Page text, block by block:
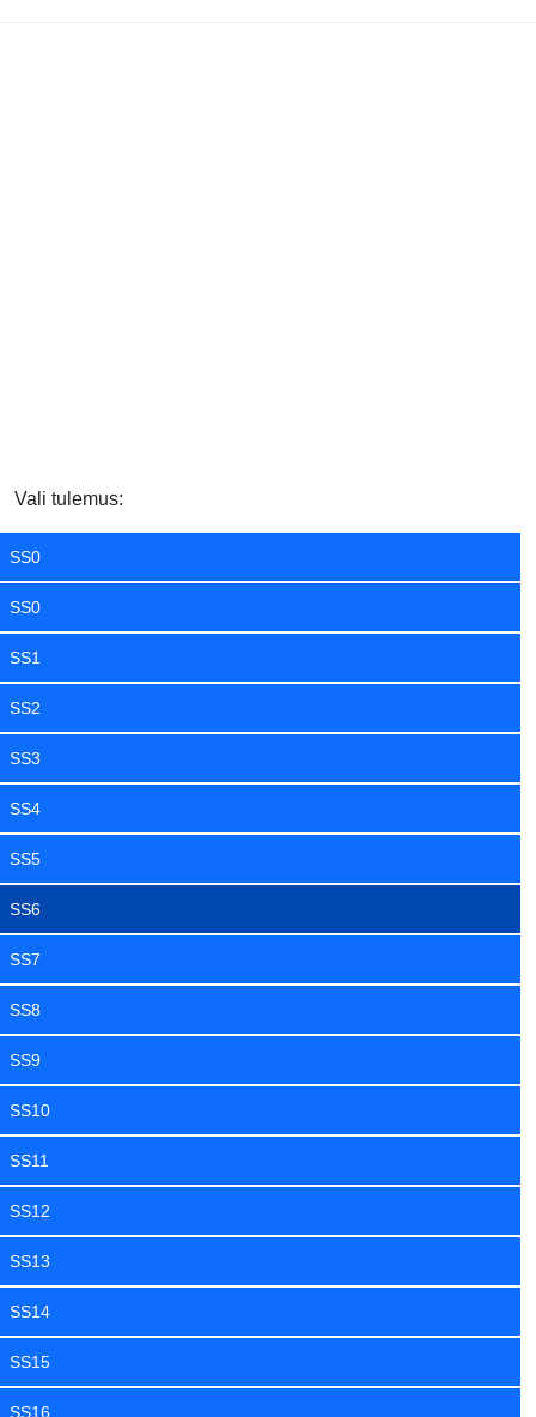
Vali tulemus:
SS0
SS0
SS1
SS2
SS3
SS4
SS5
SS6
SS7
SS8
SS9
SS10
SS11
SS12
SS13
SS14
SS15
SS16